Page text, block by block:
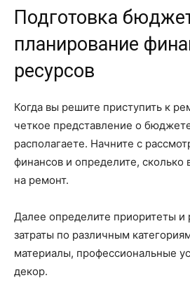
Подготовка
планирование
ресурсов
Когда вы решите приступить к
четкое представление о
располагаете. Начните с
финансов и определите,
на ремонт.
Далее определите приоритеты и
затраты по различным
материалы, профессиональные
декор.